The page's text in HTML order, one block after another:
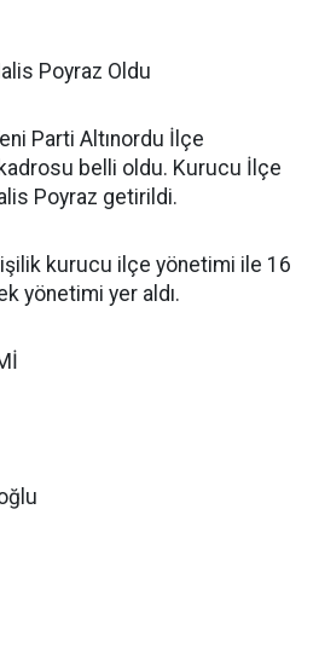
Poyraz Oldu
Parti Altınordu İlçe
kadrosu belli oldu. Kurucu İlçe
Poyraz getirildi.
kurucu ilçe yönetimi ile 16
yönetimi yer aldı.